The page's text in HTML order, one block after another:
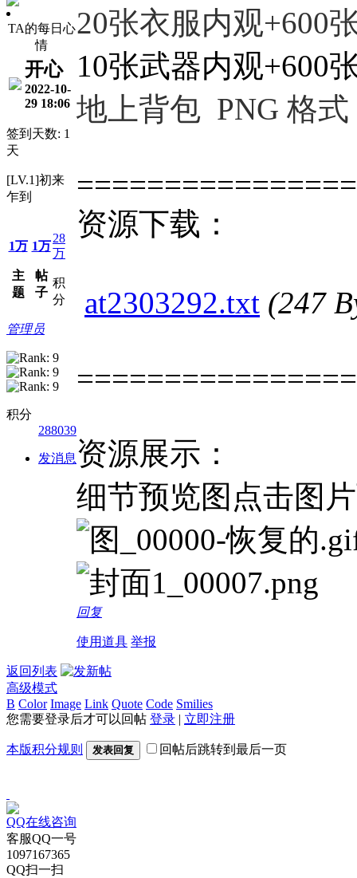
TA的每日心
情
开心
2022-10-
29 18:06
签到天数: 1
天
[LV.1]初来
乍到
1万
主
题
1万
帖
子
28
万
积
分
管理员
积分
288039
发消息
20张衣服内观+600
10张武器内观+600
地上背包 PNG 格式
资源下载：
at2303292.txt (247
资源展示：
细节预览图点击图
回复
使用道具 举报
返回列表
高级模式
B Color Image Link Quote Code Smilies
您需要登录后才可以回帖 登录 | 立即注册
本版积分规则 发表回复 回帖后跳转到最后一页
QQ在线咨询
客服QQ一号
1097167365
QQ扫一扫